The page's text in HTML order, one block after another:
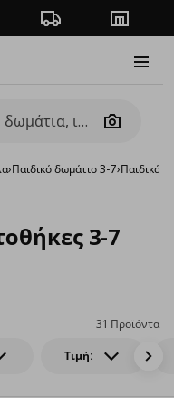
Πορεία παραγγελίας
Camera
›Παιδικό δωμάτιο 3-7›Παιδικά
3-7
Τιμή:
31 Προϊόντα